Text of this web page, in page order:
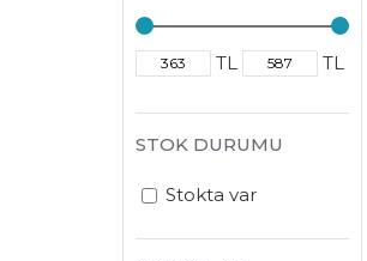
TL TL
STOK DURUMU
Stokta var